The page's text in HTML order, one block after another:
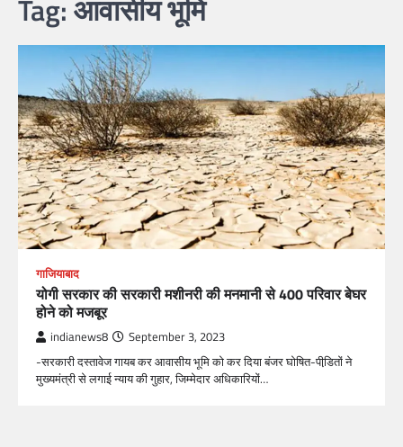
Tag:आवासीय भूमि
गाजियाबाद
योगी सरकार की सरकारी मशीनरी की मनमानी से 400 परिवार बेघर
होने को मजबूर
indianews8 September 3, 2023
-सरकारी दस्तावेज गायब कर आवासीय भूमि को कर दिया बंजर घोषित-पीडि़तों ने
मुख्यमंत्री से लगाई न्याय की गुहार, जिम्मेदार अधिकारियों…